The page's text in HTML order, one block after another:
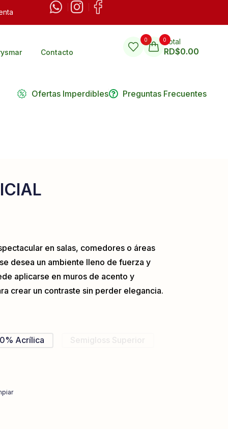
Contacto
0 0Total
RD$0.00
Ofertas Imperdibles Preguntas Frecuentes
en salas, comedores o áreas
desea un ambiente lleno de fuerza y
aplicarse en muros de acento y
crear un contraste sin perder elegancia.
Acrílica Semigloss Superior